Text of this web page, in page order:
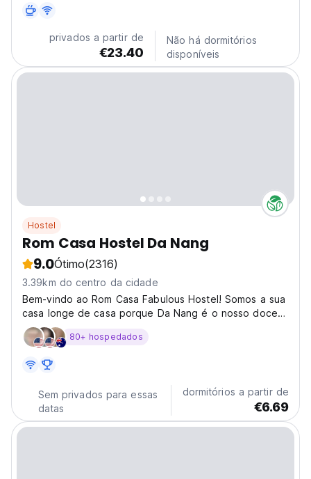
privados a partir de
€23.40
Não há dormitórios
disponíveis
Hostel
Rom Casa Hostel Da Nang
9.0Ótimo(2316)
3.39km do centro da cidade
Bem-vindo ao Rom Casa Fabulous Hostel! Somos a sua
casa longe de casa porque Da Nang é o nosso doce
lar e adoramos partilhá-lo.
80+ hospedados
Sem privados para essas
datas
dormitórios a partir de
€6.69